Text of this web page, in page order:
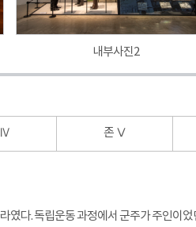
내부사진2
Ⅳ 존 Ⅴ
였다. 독립운동 과정에서 군주가 주인이었